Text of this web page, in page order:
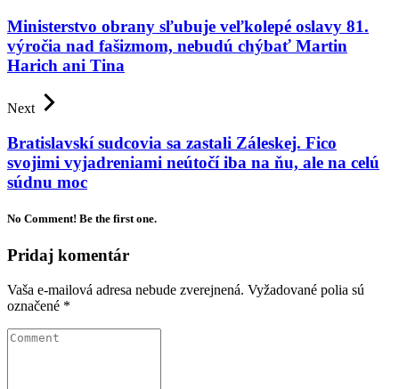
Ministerstvo obrany sľubuje veľkolepé oslavy 81.
výročia nad fašizmom, nebudú chýbať Martin
Harich ani Tina
Next
Bratislavskí sudcovia sa zastali Záleskej. Fico
svojimi vyjadreniami neútočí iba na ňu, ale na celú
súdnu moc
No Comment! Be the first one.
Pridaj komentár
Vaša e-mailová adresa nebude zverejnená. Vyžadované polia sú
označené *